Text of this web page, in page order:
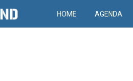
HOME AGENDA